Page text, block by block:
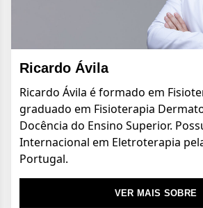
Ricardo Ávila
Ricardo Ávila é formado em
graduado em Fisioterapia
Docência do Ensino Superior.
Internacional em Eletroterapia
Portugal.
VER MAIS SOBRE